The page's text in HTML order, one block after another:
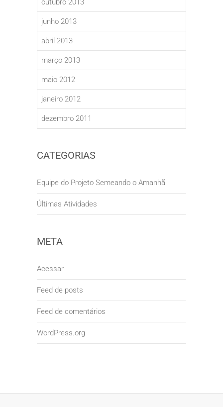
outubro 2013
junho 2013
abril 2013
março 2013
maio 2012
janeiro 2012
dezembro 2011
CATEGORIAS
Equipe do Projeto Semeando o Amanhã
Últimas Atividades
META
Acessar
Feed de posts
Feed de comentários
WordPress.org